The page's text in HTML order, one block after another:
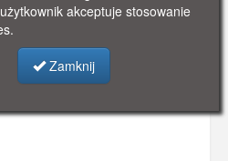
pieniądz zastępczy
akceptuje stosowanie
Zamknij